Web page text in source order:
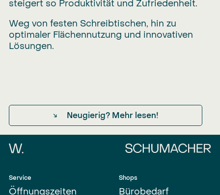
steigert so Produktivität und Zufriedenheit.
Weg von festen Schreibtischen, hin zu
optimaler Flächennutzung und innovativen
Lösungen.
↘ Neugierig? Mehr lesen!
Service
Öffnungszeiten
Shops
Bürobedarf